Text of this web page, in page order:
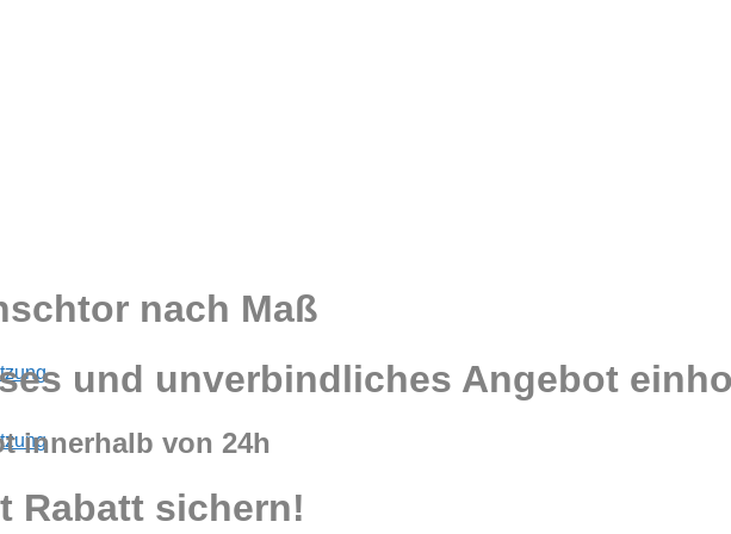
nach Maß
und unverbindliches Angebot
innerhalb von 24h
Rabatt sichern!